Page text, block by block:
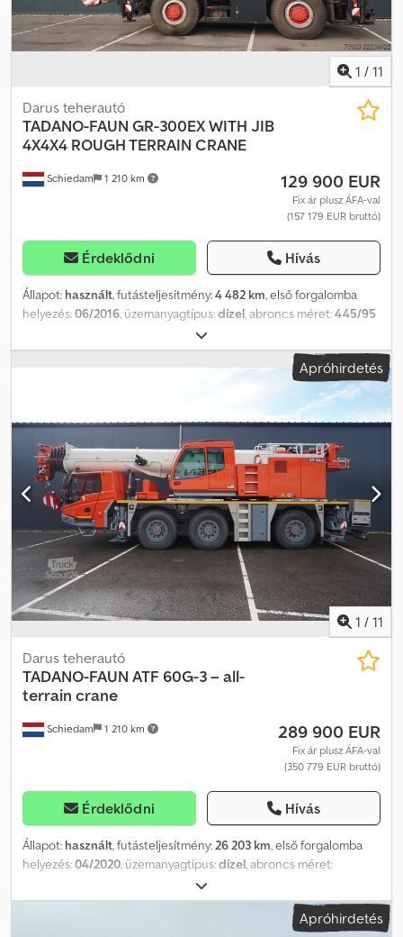
1 / 11
Schiedam 1 210 km
Darus teherautó
TADANO-FAUN GR-300EX WITH JIB
4X4X4 ROUGH TERRAIN CRANE
129 900 EUR
Fix ár plusz ÁFA-val
(157 179 EUR bruttó)
Érdeklődni Hívás
Állapot: használt, futásteljesítmény:4 482 km, első forgalomba
helyezés:06/2016, üzemanyagtípus:dízel, abroncs méret:445/95
, üzemanyag:
11 240 mm, teljes szélesség:2 620 mm, teljes magasság:3 540
daru, légkondicionálás,
Összkerékhajtás - PTO (teljesítményleadó tengely) - Tolató
kamera = További információk = Gumiméret: 445/95 R 25 Első
tengely: Csuklós; Gumi profilmélység bal: 40%; Gumi profilmélység
jobb: 40% Hátsó tengely: Csuklós; Gumi profilmélység bal: 40%;
Gumi profilmélység jobb: 40% Saját tömeg: 27.150 kg
Megengedett össztömeg: 27.150 kg Dcedpfx Ahjzhvt Te Rok
Emelési kapacitás: 30.000 kg Daruk: Gyártási év 2016 Sérülés:
nincs
Apróhirdetés
1 / 11
Schiedam 1 210 km
Darus teherautó
TADANO-FAUN ATF 60G-3 – all-
terrain crane
289 900 EUR
Fix ár plusz ÁFA-val
(350 779 EUR bruttó)
Érdeklődni Hívás
Állapot: használt, futásteljesítmény:26 203 km, első forgalomba
helyezés:04/2020, üzemanyagtípus:dízel, abroncs méret:
, tengelyelrendezés:6x6
retarder, felfüggesztés:hidraulika, teljes hossz:11 180 mm, teljes
, Gyártási év:
Apróhirdetés